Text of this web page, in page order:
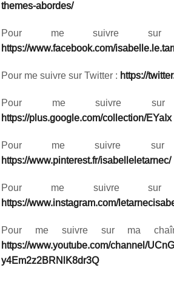
themes-abordes/
Pour me suivre sur
https://www.facebook.com/
Pour me suivre sur Twitter : https://
Pour me suivre
https://plus.google.com/collection/EYaIx
Pour me suivre sur
https://www.pinterest.fr/isabelleletarnec/
Pour me suivre sur
https://www.instagram.com/
Pour me suivre sur ma
https://www.youtube.com/channel/
y4Em2z2BRNlK8dr3Q